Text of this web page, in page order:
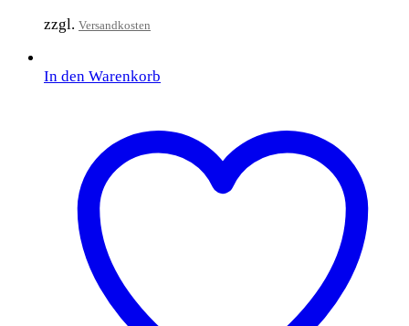
zzgl. Versandkosten
In den Warenkorb